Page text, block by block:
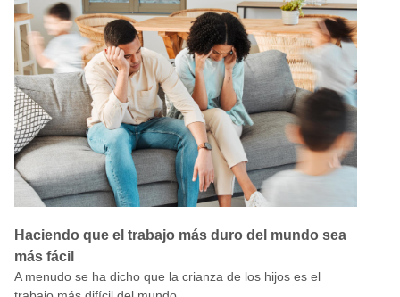
Haciendo que el trabajo más duro del mundo sea
más fácil
A menudo se ha dicho que la crianza de los hijos es el